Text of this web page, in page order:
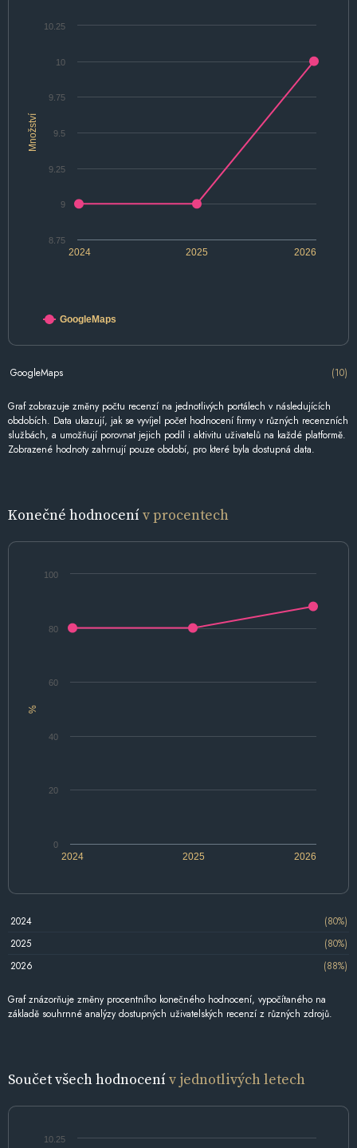
Množství
2024 2025 2026
8.75
9
9.25
9.5
9.75
10
10.25
GoogleMaps
GoogleMaps (10)
Graf zobrazuje změny počtu recenzí na jednotlivých portálech v následujících
obdobích. Data ukazují, jak se vyvíjel počet hodnocení firmy v různých recenzních
službách, a umožňují porovnat jejich podíl i aktivitu uživatelů na každé platformě.
Zobrazené hodnoty zahrnují pouze období, pro které byla dostupná data.
Konečné hodnocenív procentech
%
2024 2025 2026
0
20
40
60
80
100
2024
(80%)
2025
(80%)
2026
(88%)
Graf znázorňuje změny procentního konečného hodnocení, vypočítaného na
základě souhrnné analýzy dostupných uživatelských recenzí z různých zdrojů.
Součet všech hodnocenív jednotlivých letech
10.25